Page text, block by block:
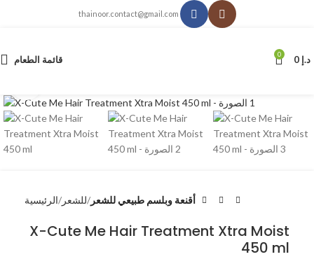
thainoor.contact@gmail.com
قائمة الطعام 0 د.إ
الرئيسية للشعر أقنعة وبلسم طبيعي للشعر
X-Cute Me Hair Treatment Xtra Moist
450 ml